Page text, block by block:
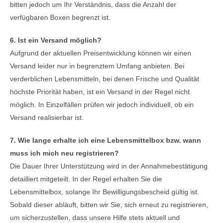
bitten jedoch um Ihr Verständnis, dass die Anzahl der
verfügbaren Boxen begrenzt ist.
6. Ist ein Versand möglich?
Aufgrund der aktuellen Preisentwicklung können wir einen
Versand leider nur in begrenztem Umfang anbieten. Bei
verderblichen Lebensmitteln, bei denen Frische und Qualität
höchste Priorität haben, ist ein Versand in der Regel nicht
möglich. In Einzelfällen prüfen wir jedoch individuell, ob ein
Versand realisierbar ist.
7. Wie lange erhalte ich eine Lebensmittelbox bzw. wann
muss ich mich neu registrieren?
Die Dauer Ihrer Unterstützung wird in der Annahmebestätigung
detailliert mitgeteilt. In der Regel erhalten Sie die
Lebensmittelbox, solange Ihr Bewilligungsbescheid gültig ist.
Sobald dieser abläuft, bitten wir Sie, sich erneut zu registrieren,
um sicherzustellen, dass unsere Hilfe stets aktuell und